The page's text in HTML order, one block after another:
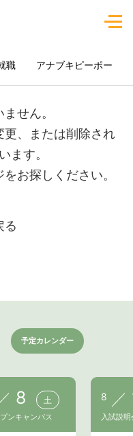
職 アナブキピーポー
せん。
更、または削除され
ます。
お探しください。
る
予定カレンダー
8 土
ンキャンパス
8
入試説明